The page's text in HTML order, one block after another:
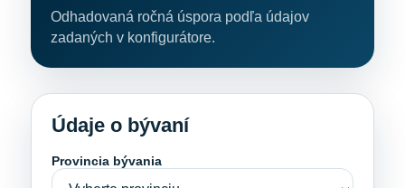
Odhadovaná ročná úspora podľa údajov
zadaných v konfigurátore.
Údaje o bývaní
Provincia bývania